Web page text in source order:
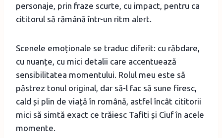
personaje, prin fraze scurte, cu impact, pentru ca
cititorul să rămână într-un ritm alert.
Scenele emoționale se traduc diferit: cu răbdare,
cu nuanțe, cu mici detalii care accentuează
sensibilitatea momentului. Rolul meu este să
păstrez tonul original, dar să-l fac să sune firesc,
cald și plin de viață în română, astfel încât cititorii
mici să simtă exact ce trăiesc Tafiti și Ciuf în acele
momente.